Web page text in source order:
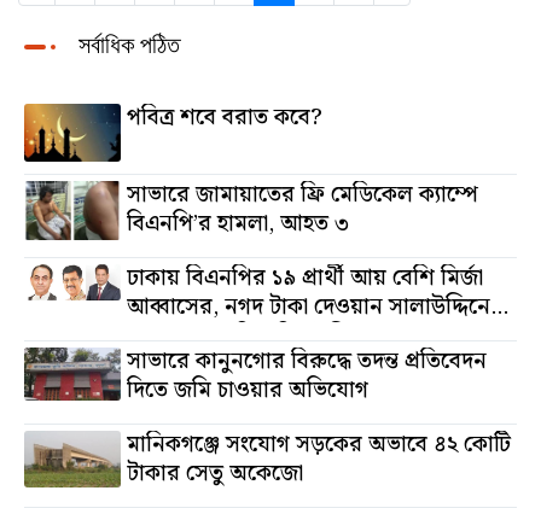
সর্বাধিক পঠিত
পবিত্র শবে বরাত কবে?
সাভারে জামায়াতের ফ্রি মেডিকেল ক্যাম্পে
বিএনপি’র হামলা, আহত ৩
ঢাকায় বিএনপির ১৯ প্রার্থী আয় বেশি মির্জা
আব্বাসের, নগদ টাকা দেওয়ান সালাউদ্দিনের,
অস্থাবর সম্পত্তি তমিজউদ্দিনের
সাভারে কানুনগোর বিরুদ্ধে তদন্ত প্রতিবেদন
দিতে জমি চাওয়ার অভিযোগ
মানিকগঞ্জে সংযোগ সড়কের অভাবে ৪২ কোটি
টাকার সেতু অকেজো